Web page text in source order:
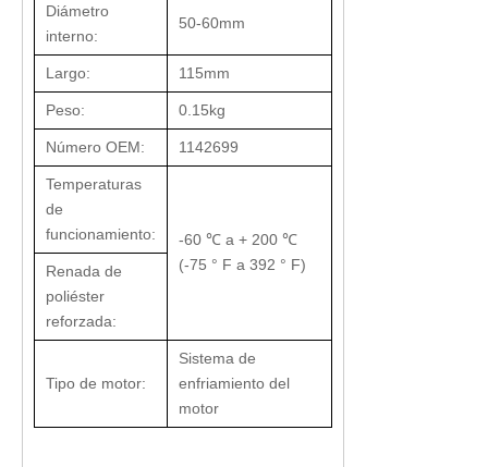
Diámetro
interno:
50-60mm
Largo: 115mm
Peso: 0.15kg
Número OEM: 1142699
Temperaturas
de
funcionamiento:
-60 ℃ a + 200 ℃
(-75 ° F a 392 ° F)
Renada de
poliéster
reforzada:
Tipo de motor:
Sistema de
enfriamiento del
motor